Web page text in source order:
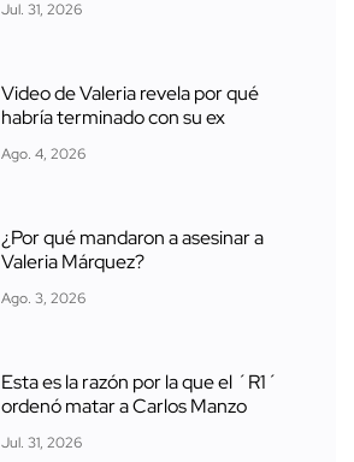
Jul. 31, 2026
Video de Valeria revela por qué
habría terminado con su ex
Ago. 4, 2026
¿Por qué mandaron a asesinar a
Valeria Márquez?
Ago. 3, 2026
Esta es la razón por la que el ´R1´
ordenó matar a Carlos Manzo
Jul. 31, 2026